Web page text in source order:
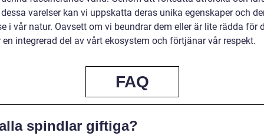
varelser kan vi uppskatta deras unika egenskaper och
i vår natur. Oavsett om vi beundrar dem eller är lite rädda för
integrerad del av vårt ekosystem och förtjänar vår respekt.
FAQ
spindlar giftiga?